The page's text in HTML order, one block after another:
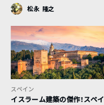
松永 隆之
スペイン
イスラーム建築の傑作！スペイ